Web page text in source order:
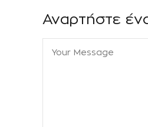
Αναρτήστε